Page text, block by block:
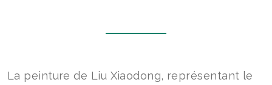
La peinture de Liu Xiaodong, représentant le